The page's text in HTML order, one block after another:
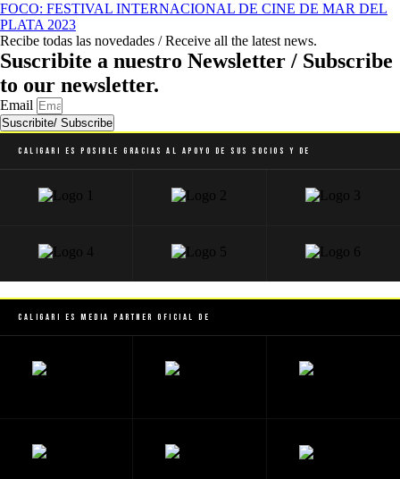
FOCO: FESTIVAL INTERNACIONAL DE CINE DE MAR DEL
PLATA 2023
Recibe todas las novedades / Receive all the latest news.
Suscribite a nuestro Newsletter / Subscribe
to our newsletter.
Email
Suscribite/ Subscribe
Caligari es posible gracias al apoyo de sus socios y de
Caligari es Media Partner Oficial de